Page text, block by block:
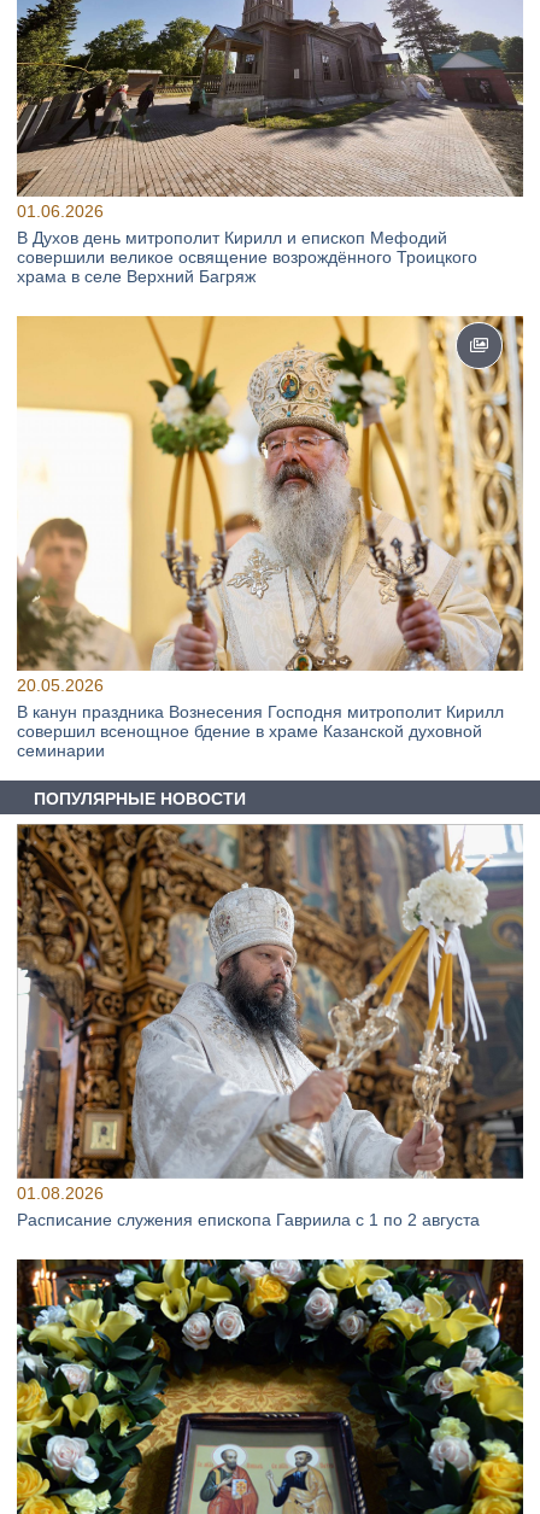
01.06.2026
В Духов день митрополит Кирилл и епископ Мефодий
совершили великое освящение возрождённого Троицкого
храма в селе Верхний Багряж
20.05.2026
В канун праздника Вознесения Господня митрополит Кирилл
совершил всенощное бдение в храме Казанской духовной
семинарии
ПОПУЛЯРНЫЕ НОВОСТИ
01.08.2026
Расписание служения епископа Гавриила с 1 по 2 августа